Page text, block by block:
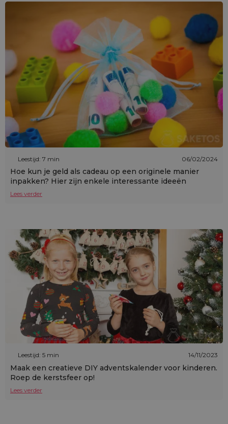
Leestijd: 7 min 06/02/2024
Hoe kun je geld als cadeau op een originele manier
inpakken? Hier zijn enkele interessante ideeën
Lees verder
Leestijd: 5 min 14/11/2023
Maak een creatieve DIY adventskalender voor kinderen.
Roep de kerstsfeer op!
Lees verder